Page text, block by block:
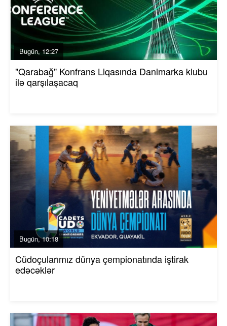
Bugün, 12:27
"Qarabağ" Konfrans Liqasında Danimarka klubu
ilə qarşılaşacaq
Bugün, 10:18
Cüdoçularımız dünya çempionatında iştirak
edəcəklər